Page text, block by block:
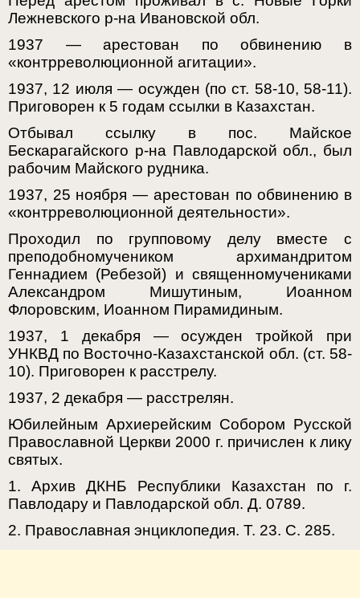
Лежневского р-на Ивановской обл.
1937 — арестован по обвинению в
«контрреволюционной агитации».
1937, 12 июля — осужден (по ст. 58-10, 58-11).
Приговорен к 5 годам ссылки в Казахстан.
Отбывал ссылку в пос. Майское
Бескарагайского р-на Павлодарской обл., был
рабочим Майского рудника.
1937, 25 ноября — арестован по обвинению в
«контрреволюционной деятельности».
Проходил по групповому делу вместе с
преподобномучеником архимандритом
Геннадием (Ребезой) и священномучениками
Александром Мишутиным, Иоанном
Флоровским, Иоанном Пирамидиным.
1937, 1 декабря — осужден тройкой при
УНКВД по Восточно-Казахстанской обл. (ст. 58-
10). Приговорен к расстрелу.
1937, 2 декабря — расстрелян.
Юбилейным Архиерейским Собором Русской
Православной Церкви 2000 г. причислен к лику
святых.
1. Архив ДКНБ Республики Казахстан по г.
Павлодару и Павлодарской обл. Д. 0789.
2. Православная энциклопедия. Т. 23. С. 285.